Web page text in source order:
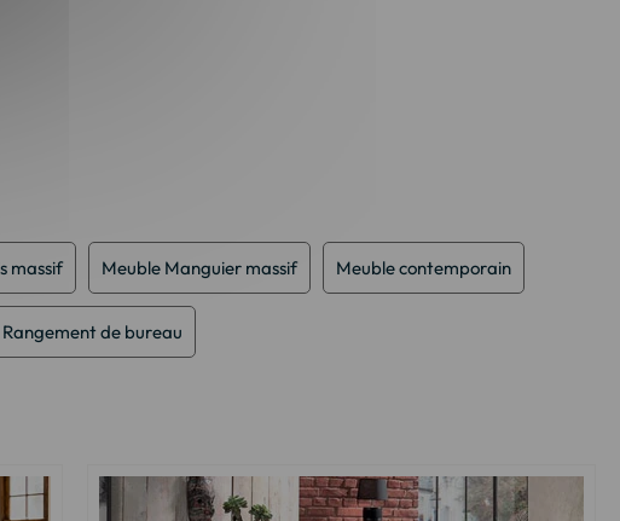
massif Meuble Manguier massif Meuble contemporain
Rangement de bureau